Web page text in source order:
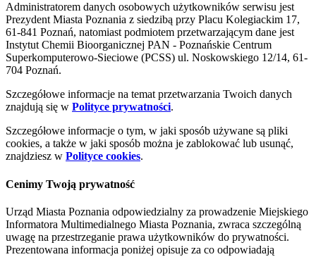
Administratorem danych osobowych użytkowników serwisu jest
Prezydent Miasta Poznania z siedzibą przy Placu Kolegiackim 17,
61-841 Poznań, natomiast podmiotem przetwarzającym dane jest
Instytut Chemii Bioorganicznej PAN - Poznańskie Centrum
Superkomputerowo-Sieciowe (PCSS) ul. Noskowskiego 12/14, 61-
704 Poznań.
Szczegółowe informacje na temat przetwarzania Twoich danych
znajdują się w Polityce prywatności.
Szczegółowe informacje o tym, w jaki sposób używane są pliki
cookies, a także w jaki sposób można je zablokować lub usunąć,
znajdziesz w Polityce cookies.
Cenimy Twoją prywatność
Urząd Miasta Poznania odpowiedzialny za prowadzenie Miejskiego
Informatora Multimedialnego Miasta Poznania, zwraca szczególną
uwagę na przestrzeganie prawa użytkowników do prywatności.
Prezentowana informacja poniżej opisuje za co odpowiadają